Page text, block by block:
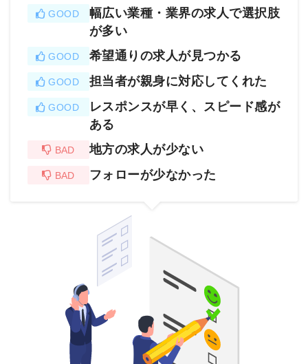
GOOD
幅広い業種・業界の求人で選択肢
が多い
GOOD 希望通りの求人が見つかる
GOOD 担当者が親身に対応してくれた
GOOD
レスポンスが早く、スピード感が
ある
BAD 地方の求人が少ない
BAD フォローが少なかった